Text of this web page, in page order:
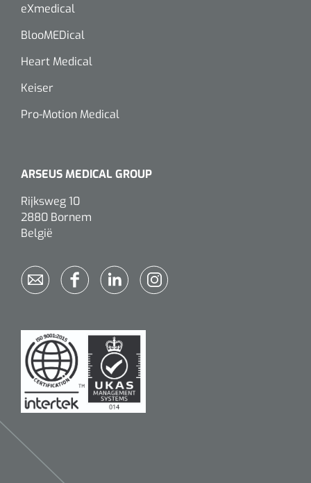
eXmedical
BlooMEDical
Heart Medical
Keiser
Pro-Motion Medical
ARSEUS MEDICAL GROUP
Rijksweg 10
2880 Bornem
België